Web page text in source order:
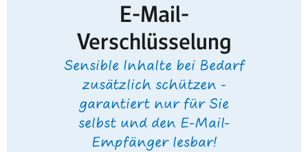
E-Mail-
Verschlüsselung
Sensible Inhalte bei Bedarf
zusätzlich schützen -
garantiert nur für Sie
selbst und den E-Mail-
Empfänger lesbar!